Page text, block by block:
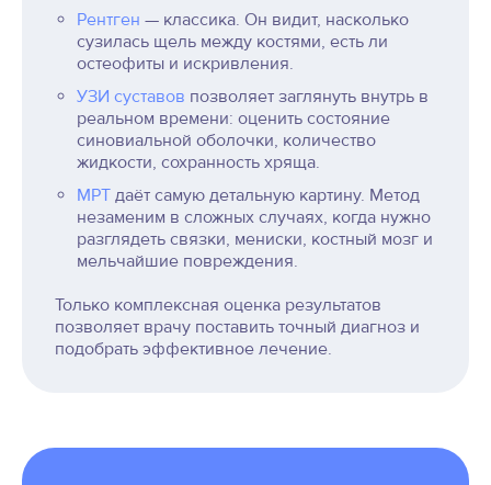
Рентген — классика. Он видит, насколько
сузилась щель между костями, есть ли
остеофиты и искривления.
УЗИ суставов позволяет заглянуть внутрь в
реальном времени: оценить состояние
синовиальной оболочки, количество
жидкости, сохранность хряща.
МРТ даёт самую детальную картину. Метод
незаменим в сложных случаях, когда нужно
разглядеть связки, мениски, костный мозг и
мельчайшие повреждения.
Только комплексная оценка результатов
позволяет врачу поставить точный диагноз и
подобрать эффективное лечение.